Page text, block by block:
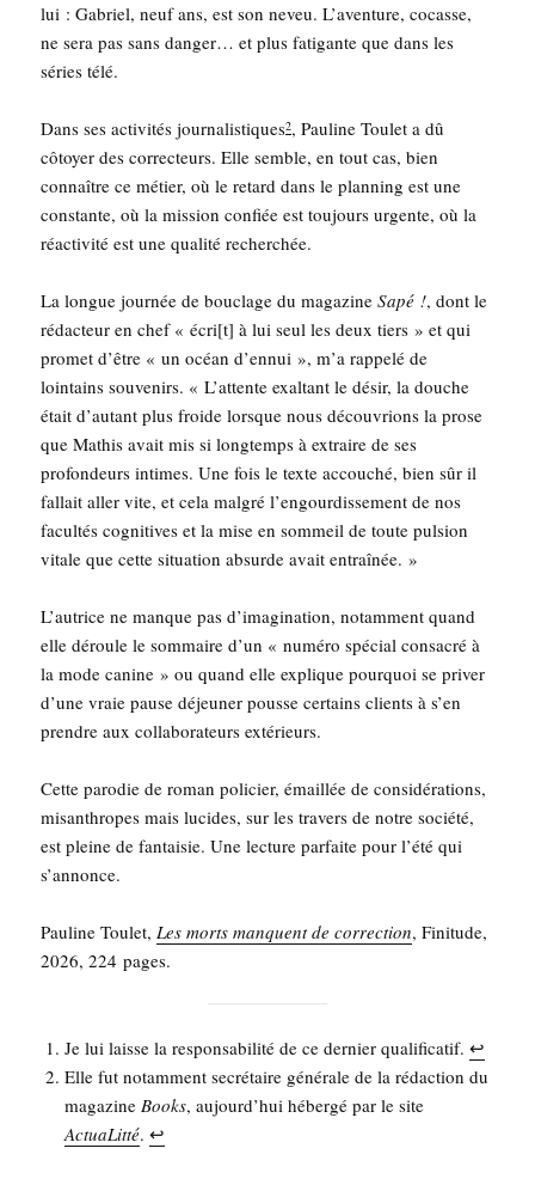
lui : Gabriel, neuf ans, est son neveu. L’aventure, cocasse,
ne sera pas sans dan­ger… et plus fati­gante que dans les
séries télé.
Dans ses acti­vi­tés jour­na­lis­tiques2, Pau­line Tou­let a dû
côtoyer des cor­rec­teurs. Elle semble, en tout cas, bien
connaître ce métier, où le retard dans le plan­ning est une
constante, où la mis­sion confiée est tou­jours urgente, où la
réac­ti­vi­té est une qua­li­té recherchée.
La longue jour­née de bou­clage du maga­zineSapé !, dont le
rédac­teur en chef « écri[t] à lui seul les deux tiers » et qui
pro­met d’être « un océan d’ennui », m’a rap­pe­lé de
loin­tains sou­ve­nirs. « L’attente exal­tant le désir, la douche
était d’autant plus froide lorsque nous décou­vrions la prose
que Mathis avait mis si long­temps à extraire de ses
pro­fon­deurs intimes. Une fois le texte accou­ché, bien sûr il
fal­lait aller vite, et cela mal­gré l’engourdissement de nos
facul­tés cog­ni­tives et la mise en som­meil de toute pul­sion
vitale que cette situa­tion absurde avait entraînée. »
L’autrice ne manque pas d’imagination, notam­ment quand
elle déroule le som­maire d’un « numé­ro spé­cial consa­cré à
la mode canine » ou quand elle explique pour­quoi se pri­ver
d’une vraie pause déjeu­ner pousse cer­tains clients à s’en
prendre aux col­la­bo­ra­teurs extérieurs.
Cette paro­die de roman poli­cier, émaillée de consi­dé­ra­tions,
misan­thropes mais lucides, sur les tra­vers de notre socié­té,
est pleine de fan­tai­sie. Une lec­ture par­faite pour l’été qui
s’annonce.
Pau­line Tou­let,Les morts manquent de cor­rec­tion, Fini­tude,
2026, 224 pages.
Je lui laisse la res­pon­sa­bi­li­té de ce der­nier qua­li­fi­ca­tif.↩︎
Elle fut notam­ment secré­taire géné­rale de la rédac­tion du
maga­zineBooks, aujourd’­hui héber­gé par le site
Actua­Lit­té.↩︎